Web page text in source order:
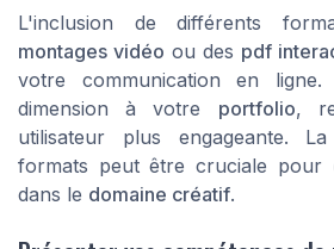
L'inclusion de différents
montages vidéo ou des pdf
votre communication en
dimension à votre portfolio,
utilisateur plus engageante.
formats peut être cruciale pour
dans le domaine créatif.